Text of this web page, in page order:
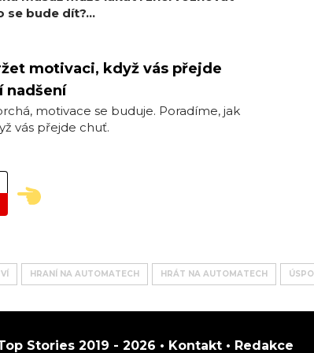
se bude dít?...
motivaci, když vás přejde
nadšení
motivace se buduje. Poradíme, jak
vás přejde chuť.
HRANÍ NA AUTOMATECH HRÁT NA AUTOMATECH
Stories 2019 - 2026 • Kontakt• Redakce